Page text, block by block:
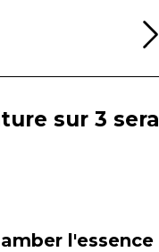
sur 3 sera
l'essence